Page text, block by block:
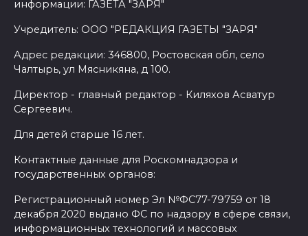
информации: ГАЗЕТА "ЗАРЯ"
Учредитель: ООО "РЕДАКЦИЯ ГАЗЕТЫ "ЗАРЯ"
Адрес редакции: 346800, Ростовская обл, село
Чалтырь, ул Мясникяна, д 100.
Директор - главный редактор - Киляхов Асватур
Сергеевич.
Для детей старше 16 лет.
Контактные данные для Роскомнадзора и
государственных органов:
Регистрационный номер Эл №ФС77-79759 от 18
декабря 2020 выдано ФС по надзору в сфере связи,
информационных технологий и массовых